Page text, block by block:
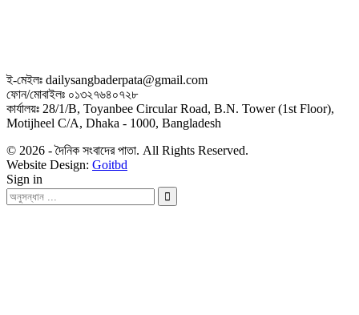
ই-মেইলঃ dailysangbaderpata@gmail.com
ফোন/মোবাইলঃ ০১৩২৭৬৪০৭২৮
কার্যালয়ঃ 28/1/B, Toyanbee Circular Road, B.N. Tower (1st Floor),
Motijheel C/A, Dhaka - 1000, Bangladesh
© 2026 - দৈনিক সংবাদের পাতা. All Rights Reserved.
Website Design: Goitbd
Sign in